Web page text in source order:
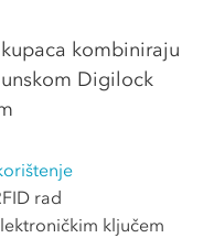
kombiniraju
Digilock
rad
ključem